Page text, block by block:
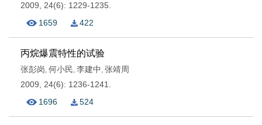
2009, 24(6): 1229-1235.
1659
422
丙烷爆震特性的试验
张彭岗, 何小民, 李建中 , 张靖周
2009, 24(6): 1236-1241.
1696
524